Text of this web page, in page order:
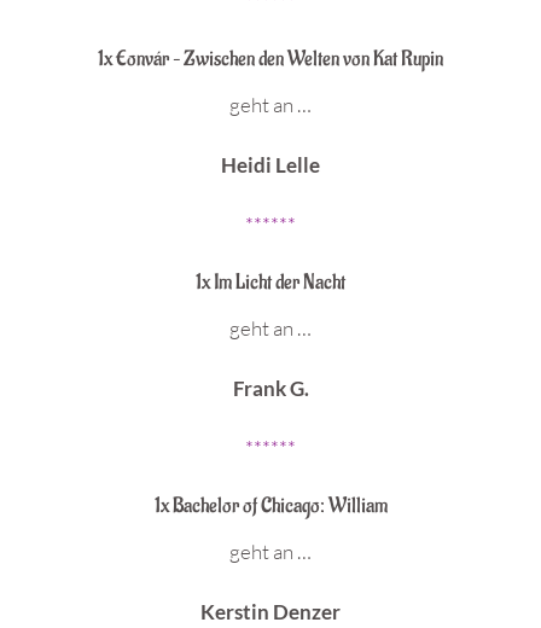
1x Eonvár – Zwischen den Welten von Kat Rupin
geht an …
Heidi Lelle
******
1x Im Licht der Nacht
geht an …
Frank G.
******
1x Bachelor of Chicago: William
geht an …
Kerstin Denzer